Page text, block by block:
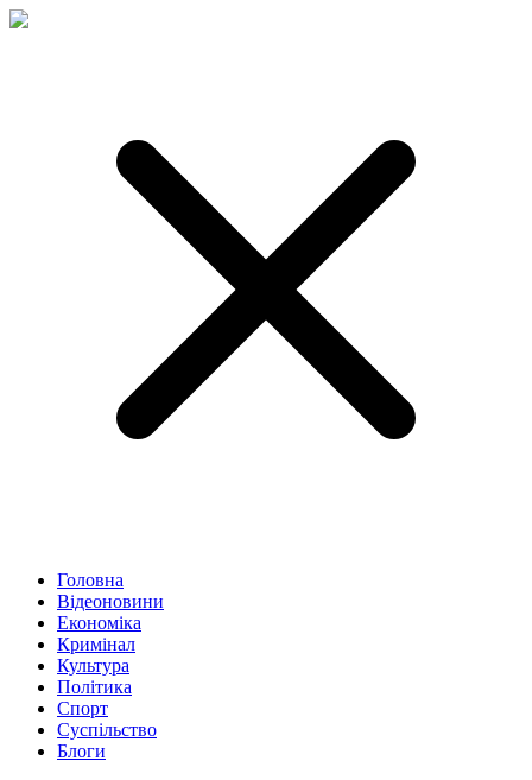
Головна
Відеоновини
Економіка
Кримінал
Культура
Політика
Спорт
Суспільство
Блоги